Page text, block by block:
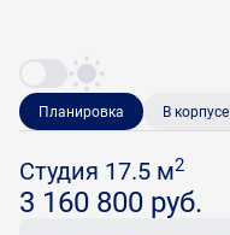
Планировка В корпусе
Студия 17.5 м2
3 160 800 руб.